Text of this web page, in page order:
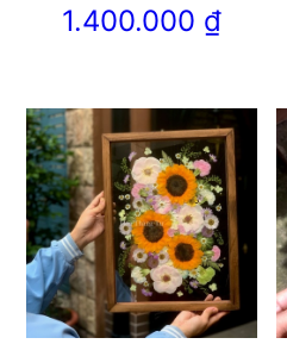
1.400.000 ₫